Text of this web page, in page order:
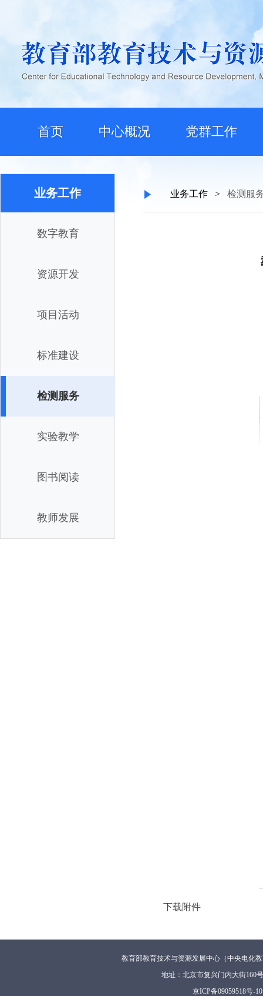
首页 中心概况 党群工作
业务工作
数字教育
资源开发
项目活动
标准建设
检测服务
实验教学
图书阅读
教师发展
业务工作 > 检测服
下载附件
教育部教育技术与资源发展中心（中央电化
地址：北京市复兴门内大街160号
京ICP备09059518号-10